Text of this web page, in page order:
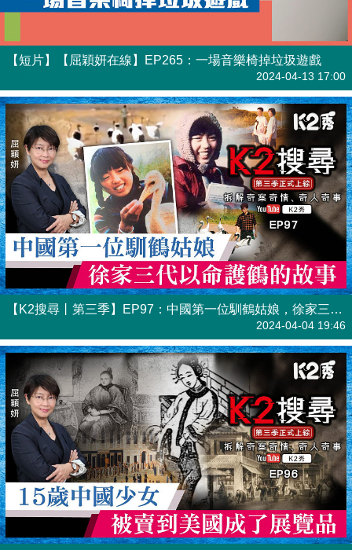
【短片】【屈穎妍在線】EP265：一場音樂椅掉垃圾遊戲
2024-04-13 17:00
【K2搜尋丨第三季】EP97：中國第一位馴鶴姑娘，徐家三代以命護鶴的故事
2024-04-04 19:46